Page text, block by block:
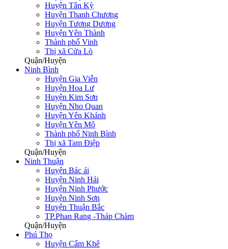
Huyện Tân Kỳ
Huyện Thanh Chương
Huyện Tương Dương
Huyện Yên Thành
Thành phố Vinh
Thị xã Cửa Lò
Quận/Huyện
Ninh Bình
Huyện Gia Viễn
Huyện Hoa Lư
Huyện Kim Sơn
Huyện Nho Quan
Huyện Yên Khánh
Huyện Yên Mô
Thành phố Ninh Bình
Thị xã Tam Điệp
Quận/Huyện
Ninh Thuận
Huyện Bác ái
Huyện Ninh Hải
Huyện Ninh Phước
Huyện Ninh Sơn
Huyện Thuận Bắc
TP.Phan Rang -Tháp Chàm
Quận/Huyện
Phú Thọ
Huyện Cẩm Khê